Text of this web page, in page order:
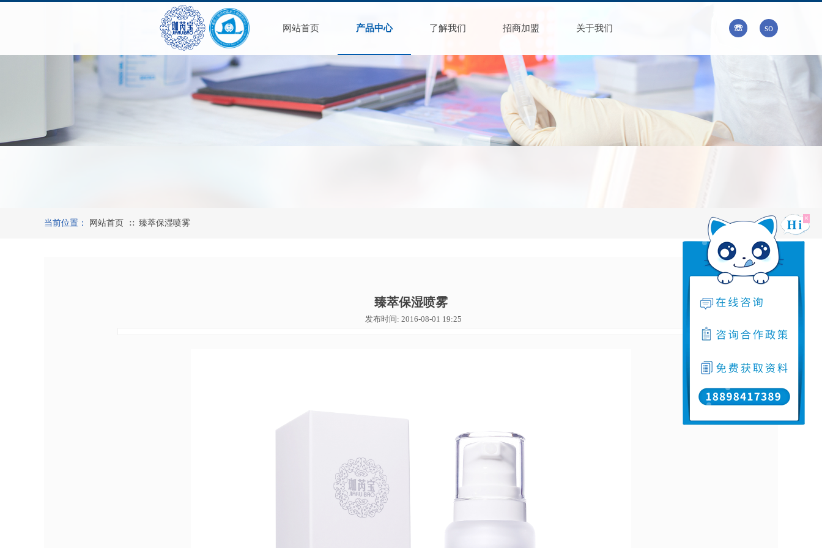
网站首页 产品中心 了解我们 招商加盟 关于我们 ☏ so
搜索
网站首页 ∷ 臻萃保湿喷雾
当前位置：
臻萃保湿喷雾
发布时间: 2016-08-01 19:25
×